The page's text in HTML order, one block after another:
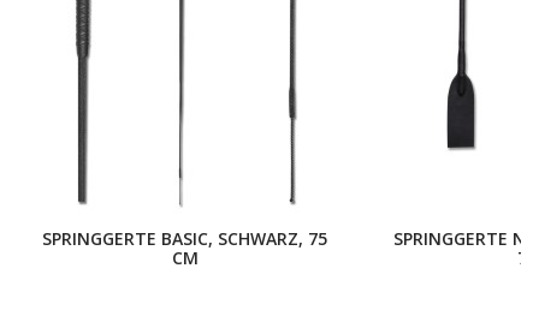
SPRINGGERTE BASIC, SCHWARZ, 75
CM
SPRINGGERTE